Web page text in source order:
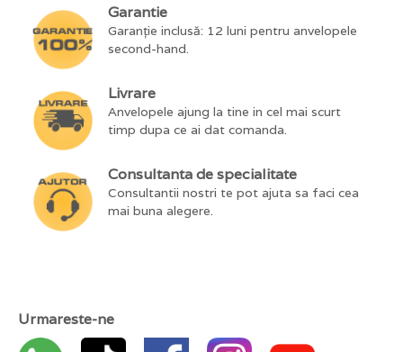
Garantie
Garanție inclusă: 12 luni pentru anvelopele
second-hand.
Livrare
Anvelopele ajung la tine in cel mai scurt
timp dupa ce ai dat comanda.
Consultanta de specialitate
Consultantii nostri te pot ajuta sa faci cea
mai buna alegere.
Urmareste-ne